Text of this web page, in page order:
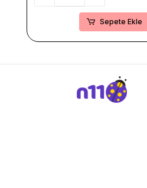
Sepete Ekle